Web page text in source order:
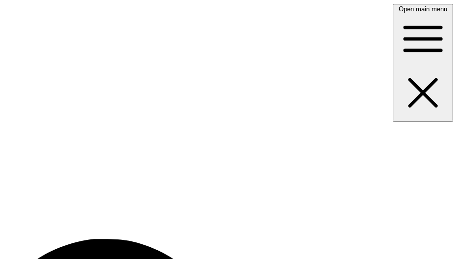
Open main menu